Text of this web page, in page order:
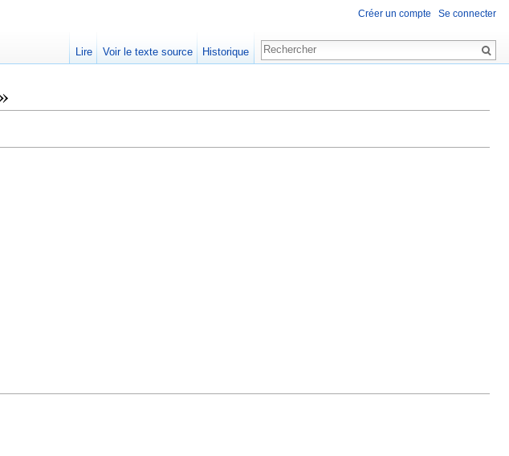
Créer un compte Se connecter
Lire Voir le texte source Historique